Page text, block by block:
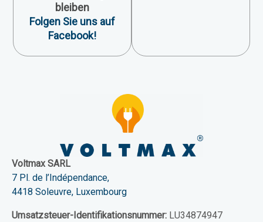
bleiben
Folgen Sie uns auf
Facebook!
Voltmax SARL
7 Pl. de l’Indépendance,
4418 Soleuvre, Luxembourg
Umsatzsteuer-Identifikationsnummer: LU34874947